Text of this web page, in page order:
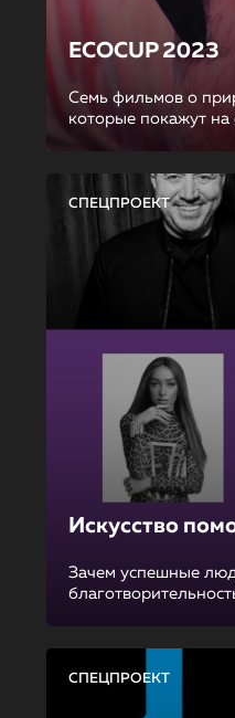
ECOCUP 2023
Семь фильмов о
которые покажут
СПЕЦПРОЕКТ
Искусство
Зачем успешные
СПЕЦПРОЕКТ